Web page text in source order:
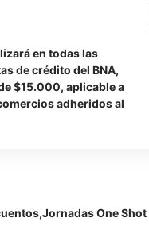
en todas las
de crédito del BNA,
$15.000, aplicable a
adheridos al
Jornadas One Shot